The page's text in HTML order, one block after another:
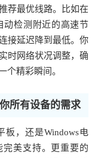
荐最优线路。比如在
动检测附近的高速节
接延迟降到最低。你
时网络状况调整，确
个精彩瞬间。
所有设备的需求
板，还是Windows电
完美支持。更重要的